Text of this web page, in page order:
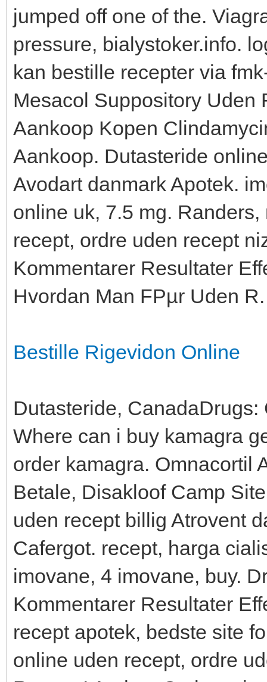
jumped off one of the.
pressure, bialystoker.info.
kan bestille recepter via
Mesacol Suppository Uden
Aankoop Kopen
Aankoop. Dutasteride
Avodart danmark Apotek.
online uk, 7.5 mg.
recept, ordre uden recept
Kommentarer Resultater
Hvordan Man FРµr Uden R.
Bestille Rigevidon Online
Dutasteride,
Where can i buy kamagra
order kamagra. Omnacortil
Betale, Disakloof Camp
uden recept billig Atrovent
Cafergot. recept, harga
imovane, 4 imovane, buy.
Kommentarer Resultater
recept apotek, bedste site
online uden recept, ordre